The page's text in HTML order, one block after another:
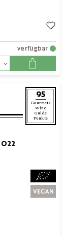
verfügbar
95
Gourmets
Wine
Guide
Punkte